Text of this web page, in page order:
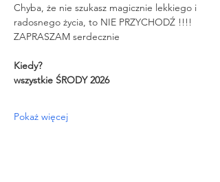
Chyba, że nie szukasz magicznie lekkiego i
radosnego życia, to NIE PRZYCHODŹ !!!!
ZAPRASZAM serdecznie
Kiedy?
wszystkie ŚRODY 2026
Pokaż więcej